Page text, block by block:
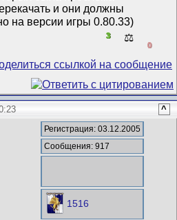
и они должны
на версии игры 0.80.33)
3 ⚖️
0
^
Регистрация: 03.12.2005
Сообщения: 917
1516